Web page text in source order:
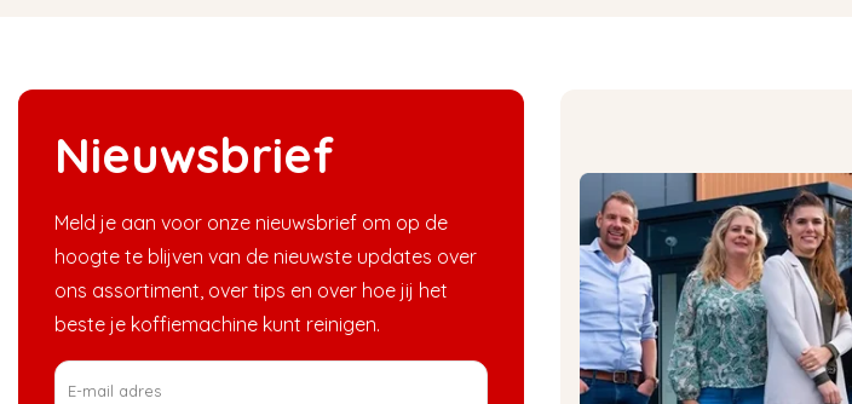
Nieuwsbrief
Meld je aan voor onze nieuwsbrief om op de
hoogte te blijven van de nieuwste updates over
ons assortiment, over tips en over hoe jij het
beste je koffiemachine kunt reinigen.